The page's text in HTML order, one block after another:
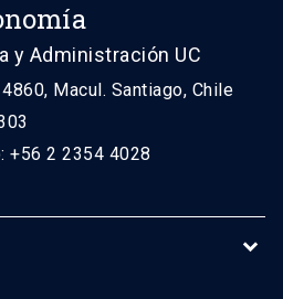
y Administración UC
Macul. Santiago, Chile
+56 2 2354 4028